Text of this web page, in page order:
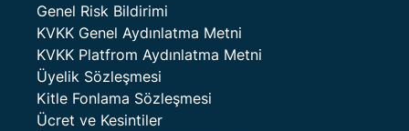
Genel Risk Bildirimi
KVKK Genel Aydınlatma Metni
KVKK Platfrom Aydınlatma Metni
Üyelik Sözleşmesi
Kitle Fonlama Sözleşmesi
Ücret ve Kesintiler